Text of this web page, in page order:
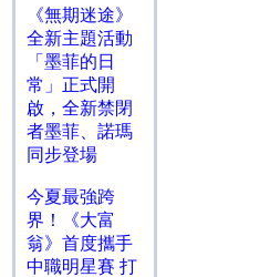
《無期迷途》
全新主題活動
「墨菲的日
常」正式開
啟，全新禁閉
者墨菲、諾瑪
同步登場
今夏最強跨
界！《大富
翁》首度攜手
中職明星賽 打